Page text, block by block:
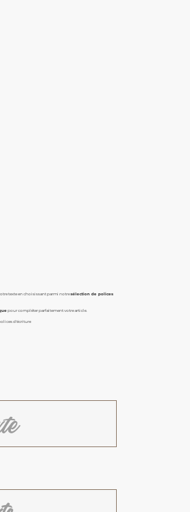
texte en choisissant parmi notresélection de polices
pour compléter parfaitement votre article.
d'écriture